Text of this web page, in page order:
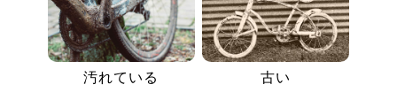
汚れている 古い